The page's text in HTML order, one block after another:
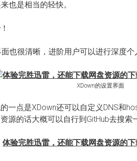
也是相当的轻快。
！
也很清晰，进阶用户可以进行深度个
XDown的设置界面
一点是XDown还可以自定义DNS和
源的话大概可以自行到GitHub去搜索